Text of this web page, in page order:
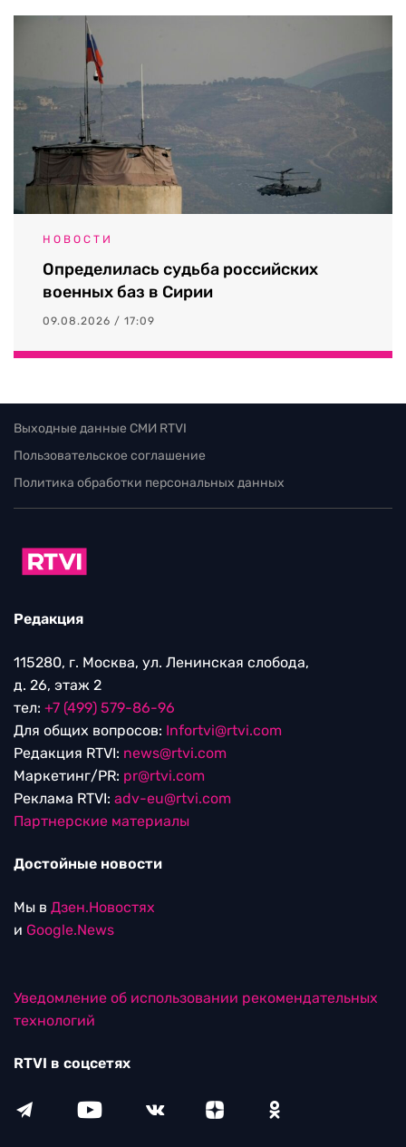
НОВОСТИ
Определилась судьба российских
военных баз в Сирии
09.08.2026 / 17:09
Выходные данные СМИ RTVI
Пользовательское соглашение
Политика обработки персональных данных
Редакция
115280, г. Москва, ул. Ленинская слобода,
д. 26, этаж 2
тел: +7 (499) 579-86-96
Для общих вопросов: Infortvi@rtvi.com
Редакция RTVI: news@rtvi.com
Маркетинг/PR: pr@rtvi.com
Реклама RTVI: adv-eu@rtvi.com
Партнерские материалы
Достойные новости
Мы в Дзен.Новостях
и Google.News
Уведомление об использовании рекомендательных
технологий
RTVI в соцсетях